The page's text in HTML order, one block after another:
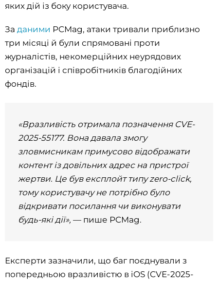
яких дій із боку користувача.
За даними PCMag, атаки тривали приблизно
три місяці й були спрямовані проти
журналістів, некомерційних неурядових
організацій і співробітників благодійних
фондів.
«Вразливість отримала позначення CVE-
2025-55177. Вона давала змогу
зловмисникам примусово відображати
контент із довільних адрес на пристрої
жертви. Це був експлойт типу zero-click,
тому користувачу не потрібно було
відкривати посилання чи виконувати
будь-які дії»,— пише PCMag.
Експерти зазначили, що баг поєднували з
попередньою вразливістю в iOS (CVE-2025-